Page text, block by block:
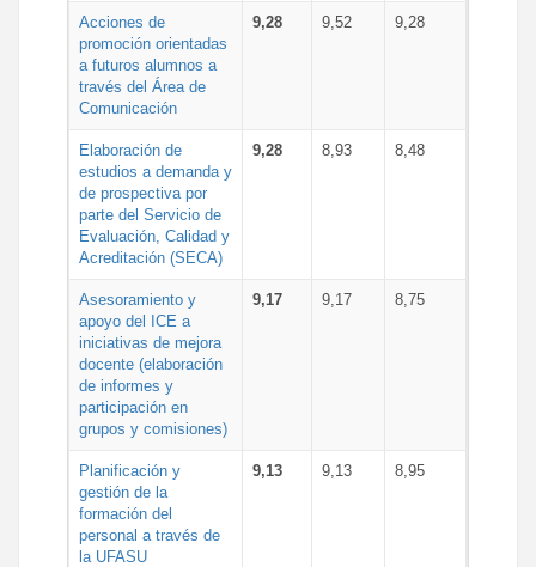
Acciones de
promoción orientadas
a futuros alumnos a
través del Área de
Comunicación
9,28 9,52 9,28
Elaboración de
estudios a demanda y
de prospectiva por
parte del Servicio de
Evaluación, Calidad y
Acreditación (SECA)
9,28 8,93 8,48
Asesoramiento y
apoyo del ICE a
iniciativas de mejora
docente (elaboración
de informes y
participación en
grupos y comisiones)
9,17 9,17 8,75
Planificación y
gestión de la
formación del
personal a través de
la UFASU
9,13 9,13 8,95